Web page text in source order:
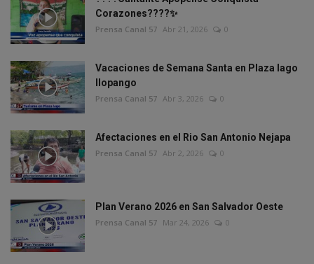
Corazones????✨
Prensa Canal 57 Abr 21, 2026 0
Vacaciones de Semana Santa en Plaza lago
Ilopango
Prensa Canal 57 Abr 3, 2026 0
Afectaciones en el Rio San Antonio Nejapa
Prensa Canal 57 Abr 2, 2026 0
Plan Verano 2026 en San Salvador Oeste
Prensa Canal 57 Mar 24, 2026 0